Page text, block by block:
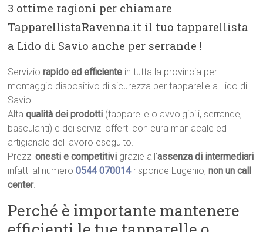
3 ottime ragioni per chiamare
TapparellistaRavenna.it il tuo tapparellista
a Lido di Savio anche per serrande !
Serviziorapido ed efficiente in tutta la provincia per
montaggio dispositivo di sicurezza per tapparelle a Lido di
Savio.
Altaqualità dei prodotti (tapparelle o avvolgibili, serrande,
basculanti) e dei servizi offerti con cura maniacale ed
artigianale del lavoro eseguito.
Prezzionesti e competitivi grazie all’assenza di intermediari
infatti al numero0544 070014 risponde Eugenio,non un call
center.
Perché è importante mantenere